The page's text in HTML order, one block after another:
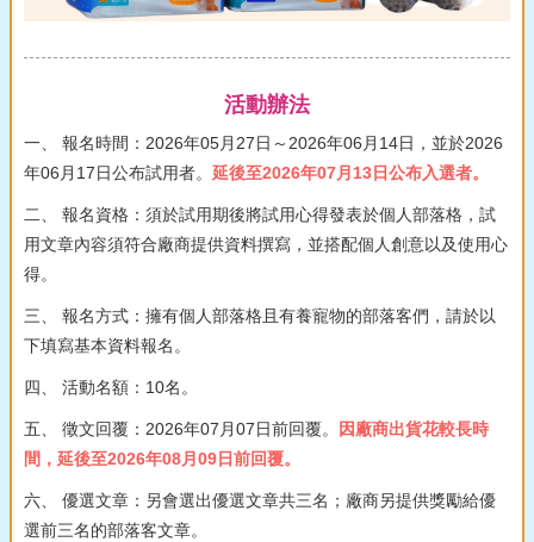
活動辦法
一、 報名時間：2026年05月27日～2026年06月14日，並於2026
年06月17日公布試用者。 延後至2026年07月13日公布入選者。
二、 報名資格：須於試用期後將試用心得發表於個人部落格，試
用文章內容須符合廠商提供資料撰寫，並搭配個人創意以及使用心
得。
三、 報名方式：擁有個人部落格且有養寵物的部落客們，請於以
下填寫基本資料報名。
四、 活動名額：10名。
五、 徵文回覆：2026年07月07日前回覆。
因廠商出貨花較長時
間，延後至2026年08月09日前回覆。
六、 優選文章：另會選出優選文章共三名；廠商另提供獎勵給優
選前三名的部落客文章。